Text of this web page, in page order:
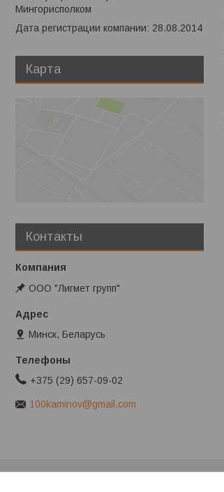
Мингорисполком
Дата регистрации компании: 28.08.2014
Карта
Контакты
ООО "Лигмет групп"
Минск, Беларусь
+375 (29) 657-09-02
100kaminov@gmail.com